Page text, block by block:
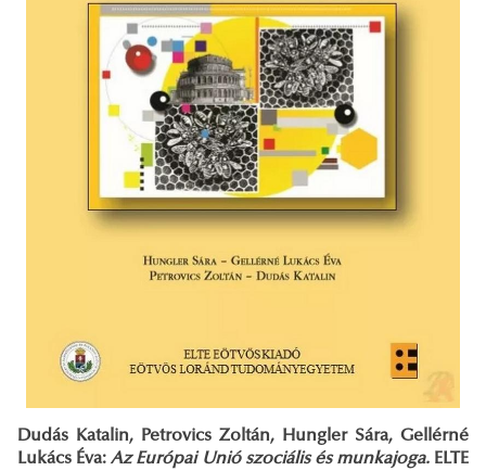
Dudás Katalin, Petrovics Zoltán, Hungler Sára, Gellérné
Lukács Éva:Az Európai Unió szociális és munkajoga.ELTE